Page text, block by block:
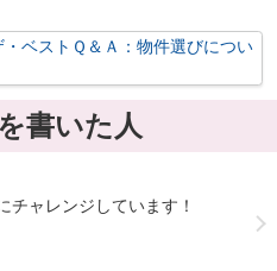
ベストＱ＆Ａ：物件選びについ
書いた人
チャレンジしています！